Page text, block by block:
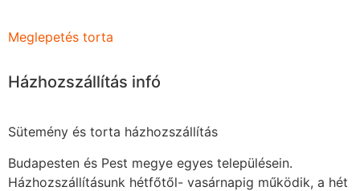
Meglepetés torta
Házhozszállítás infó
Sütemény és torta házhozszállítás
Budapesten és Pest megye egyes településein.
Házhozszállításunk hétfőtől- vasárnapig működik, a hét